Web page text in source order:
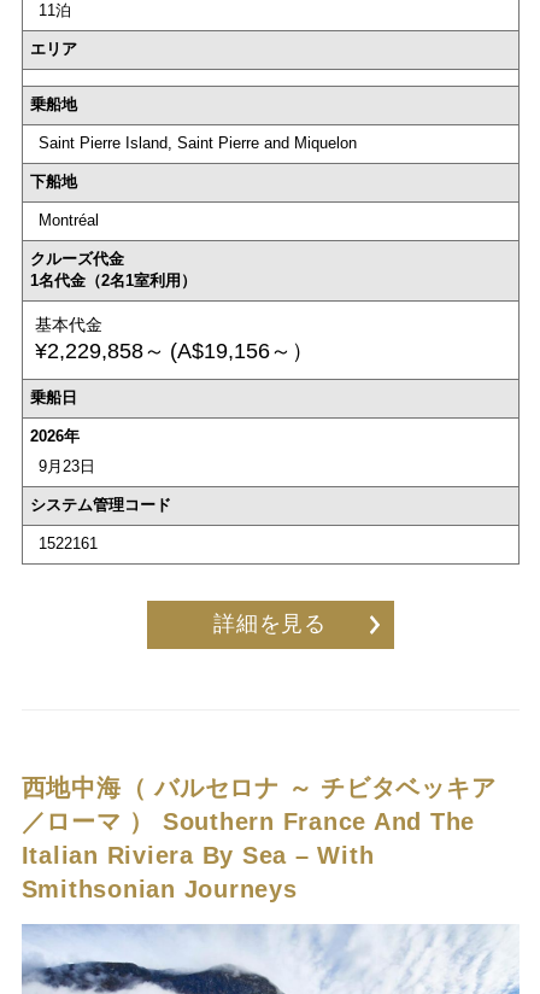
11泊
エリア
乗船地
Saint Pierre Island, Saint Pierre and Miquelon
下船地
Montréal
クルーズ代金
1名代金（2名1室利用）
基本代金
¥2,229,858～ (A$19,156～）
乗船日
2026年
9月23日
システム管理コード
1522161
詳細を見る
西地中海（ バルセロナ ～ チビタベッキア
／ローマ ） Southern France And The
Italian Riviera By Sea – With
Smithsonian Journeys